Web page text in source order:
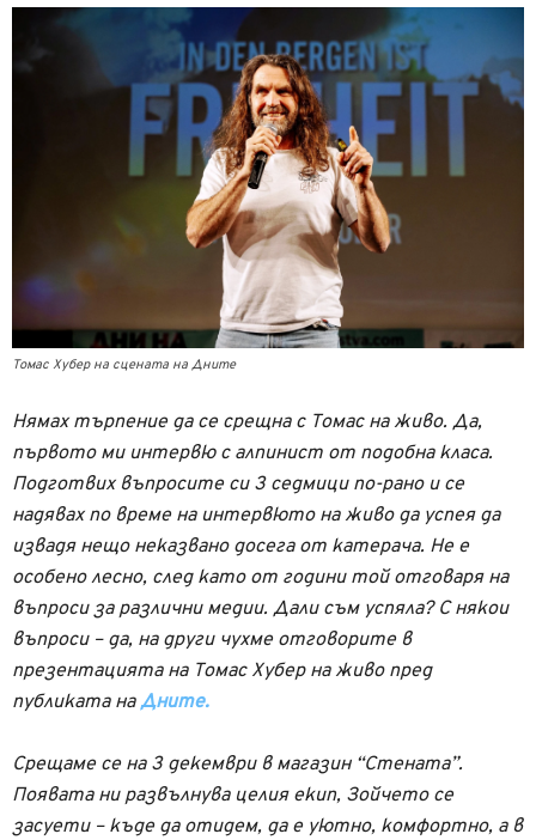
Томас Хубер на сцената на Дните
Нямах търпение да се срещна с Томас на живо. Да,
първото ми интервю с алпинист от подобна класа.
Подготвих въпросите си 3 седмици по-рано и се
надявах по време на интервюто на живо да успея да
извадя нещо неказвано досега от катерача. Не е
особено лесно, след като от години той отговаря на
въпроси за различни медии. Дали съм успяла? С някои
въпроси – да, на други чухме отговорите в
презентацията на Томас Хубер на живо пред
публиката наДните.
Срещаме се на 3 декември в магазин “Стената”.
Появата ни развълнува целия екип, Зойчето се
засуети – къде да отидем, да е уютно, комфортно, а в